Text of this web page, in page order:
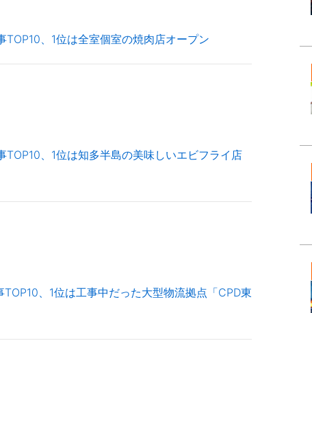
、1位は全室個室の焼肉店オープン
、1位は知多半島の美味しいエビフライ店
、1位は工事中だった大型物流拠点「CPD東